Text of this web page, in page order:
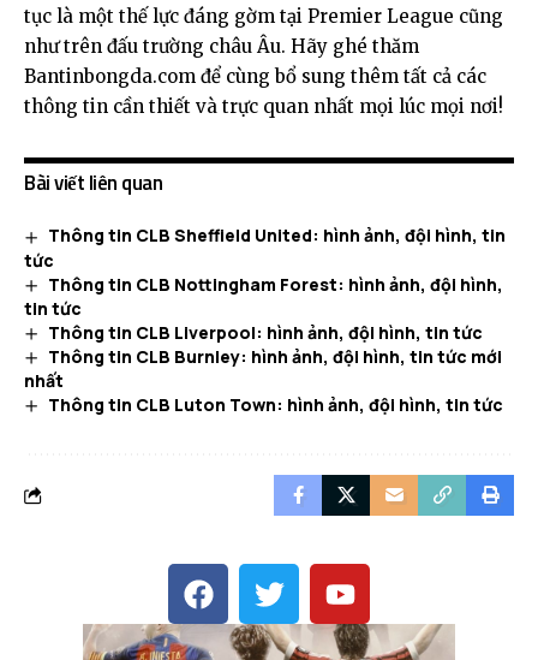
tục là một thế lực đáng gờm tại Premier League cũng
như trên đấu trường châu Âu. Hãy ghé thăm
Bantinbongda.com để cùng bổ sung thêm tất cả các
thông tin cần thiết và trực quan nhất mọi lúc mọi nơi!
Bài viết liên quan
Thông tin CLB Sheffield United: hình ảnh, đội hình, tin
tức
Thông tin CLB Nottingham Forest: hình ảnh, đội hình,
tin tức
Thông tin CLB Liverpool: hình ảnh, đội hình, tin tức
Thông tin CLB Burnley: hình ảnh, đội hình, tin tức mới
nhất
Thông tin CLB Luton Town: hình ảnh, đội hình, tin tức